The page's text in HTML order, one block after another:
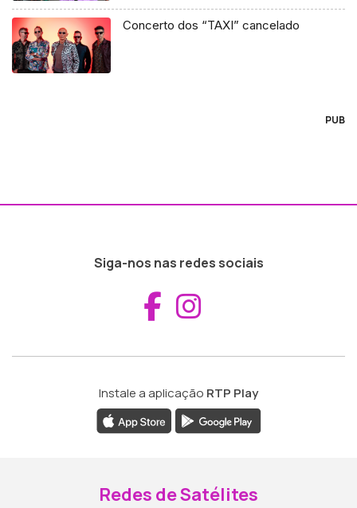
Concerto dos “TAXI” cancelado
PUB
Siga-nos nas redes sociais
Aceder ao
Instale a aplicação RTP Play
Redes de Satélites